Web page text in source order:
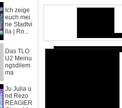
Ich zeige
euch mei
ne Stadtvi
lla | Ro...
Das TLO
U2 Meinu
ngsdilem
ma
Ju Julia u
nd Rezo
REAGIER